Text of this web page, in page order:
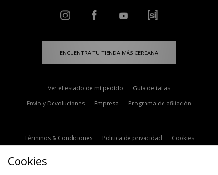
ENCUENTRA TU TIENDA MÁS CERCANA
Ver el estado de mi pedido
Guía de tallas
Envío y Devoluciones
Empresa Programa de afiliación
Términos & Condiciones Politica de privacidad
Cookies
Cookies